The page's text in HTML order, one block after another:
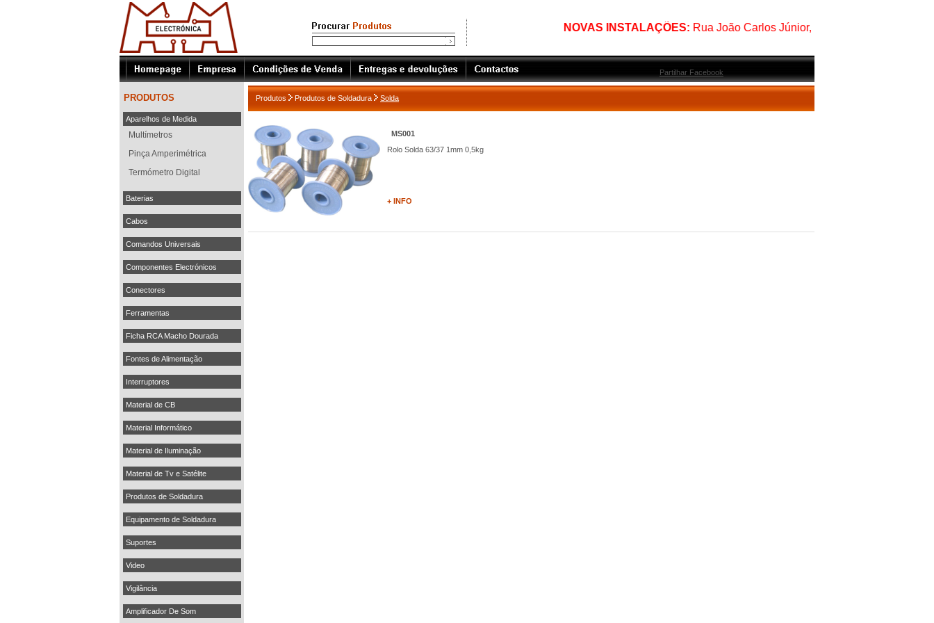
NOVAS INSTALAÇÕES:Rua João Carlos Júnior, nº4, Loja 1, 2560-253
Partilhar Facebook
PRODUTOS
Aparelhos de Medida
Multímetros
Pinça Amperimétrica
Termómetro Digital
Baterias
Cabos
Comandos Universais
Componentes Electrónicos
Conectores
Ferramentas
Ficha RCA Macho Dourada
Fontes de Alimentação
Interruptores
Material de CB
Material Informático
Material de Iluminação
Material de Tv e Satélite
Produtos de Soldadura
Equipamento de Soldadura
Suportes
Video
Vigilância
Amplificador De Som
Produtos Produtos de Soldadura Solda
MS001
Rolo Solda 63/37 1mm 0,5kg
+ INFO